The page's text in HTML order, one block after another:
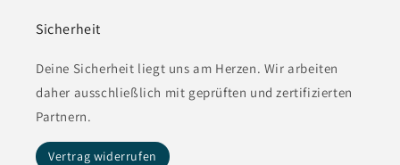
Sicherheit
Deine Sicherheit liegt uns am Herzen. Wir arbeiten
daher ausschließlich mit geprüften und zertifizierten
Partnern.
Vertrag widerrufen